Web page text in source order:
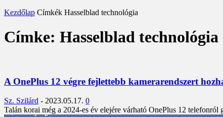
Kezdőlap Címkék Hasselblad technológia
Címke: Hasselblad technológia
A OnePlus 12 végre fejlettebb kamerarendszert
Sz. Szilárd - 2023.05.17. 0
Talán korai még a 2024-es év elejére várható OnePlus 12
3,452
Rajongók